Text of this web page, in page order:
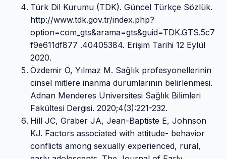
Türk Dil Kurumu (TDK). Güncel Türkçe Sözlük.
http://www.tdk.gov.tr/index.php?
option=com_gts&arama=gts&guid=TDK.GTS.5c7
f9e611df877 .40405384. Erişim Tarihi 12 Eylül
2020.
Özdemir Ö, Yılmaz M. Sağlık profesyonellerinin
cinsel mitlere inanma durumlarının belirlenmesi.
Adnan Menderes Üniversitesi Sağlık Bilimleri
Fakültesi Dergisi. 2020;4(3):221-232.
Hill JC, Graber JA, Jean-Baptiste E, Johnson
KJ. Factors associated with attitude- behavior
conflicts among sexually experienced, rural,